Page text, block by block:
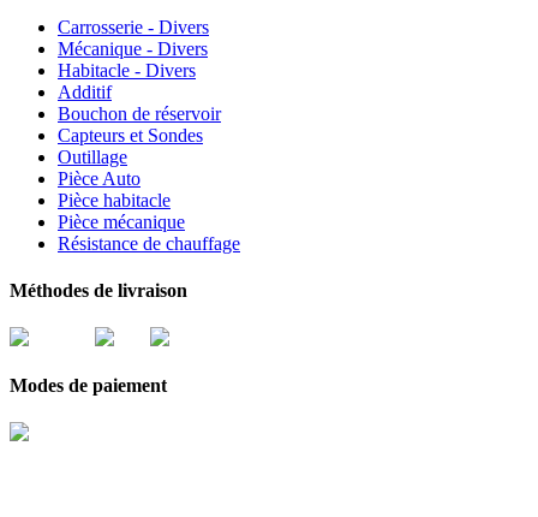
Carrosserie - Divers
Mécanique - Divers
Habitacle - Divers
Additif
Bouchon de réservoir
Capteurs et Sondes
Outillage
Pièce Auto
Pièce habitacle
Pièce mécanique
Résistance de chauffage
Méthodes de livraison
Modes de paiement